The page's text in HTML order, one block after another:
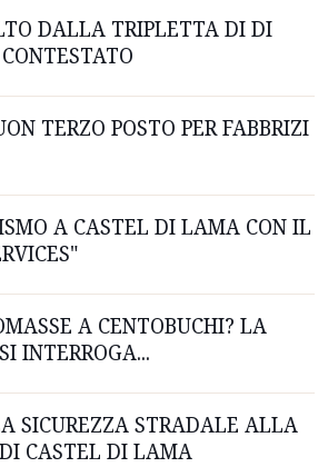
DALLA TRIPLETTA DI DI
TERZO POSTO PER FABBRIZI
A CASTEL DI LAMA CON IL
A CENTOBUCHI? LA
INTERROGA...
SICUREZZA STRADALE ALLA
CASTEL DI LAMA